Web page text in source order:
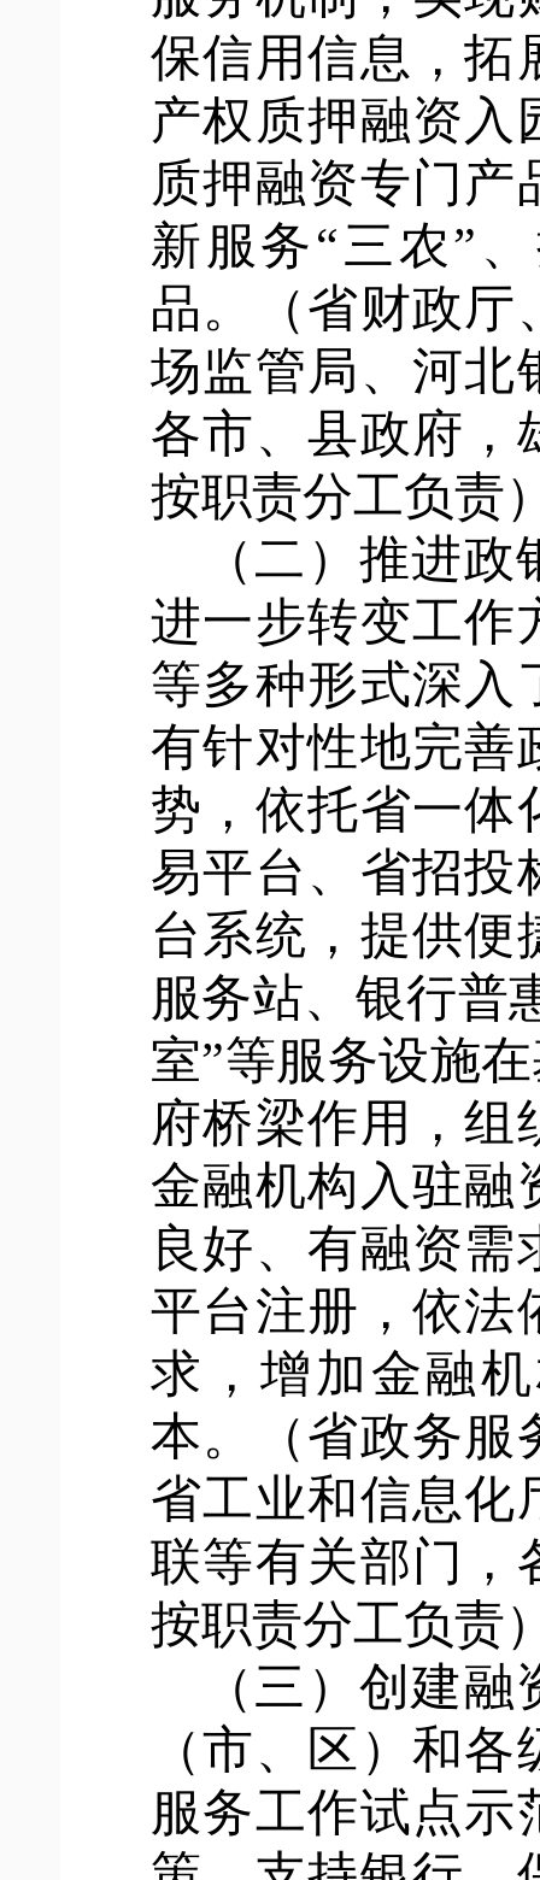
保信用信息，拓
产权质押融资入
质押融资专门产
新服务“三农”
品。（省财政厅
场监管局、河北
各市、县政府，
按职责分工负责
（二）推进
进一步转变工作
等多种形式深入
有针对性地完善
势，依托省一体
易平台、省招投
台系统，提供便
服务站、银行普
室”等服务设施
府桥梁作用，组
金融机构入驻融
良好、有融资
平台注册，依法
求，增加金融
本。（省政务服
省工业和信息化
联等有关部门，
按职责分工负责
（三）创建
（市、区）和
服务工作试点示